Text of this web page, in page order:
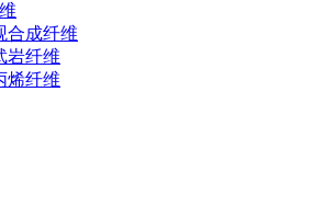
合成纤维
岩纤维
烯纤维